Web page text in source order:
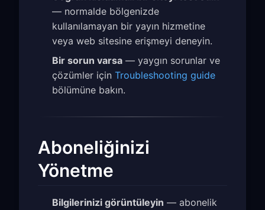
— normalde bölgenizde
kullanılamayan bir yayın hizmetine
veya web sitesine erişmeyi deneyin.
Bir sorun varsa — yaygın sorunlar ve
çözümler için Troubleshooting guide
bölümüne bakın.
Aboneliğinizi
Yönetme
Bilgilerinizi görüntüleyin — abonelik